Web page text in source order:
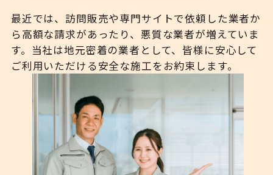
最近では、訪問販売や専門サイトで依頼した業者か
ら高額な請求があったり、悪質な業者が増えていま
す。当社は地元密着の業者として、皆様に安心して
ご利用いただける安全な施工をお約束します。